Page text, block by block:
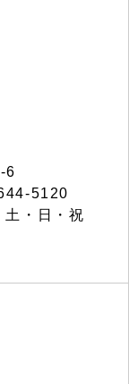
6
5120
・日・祝